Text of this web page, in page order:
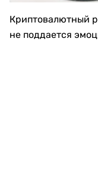
Криптовалютный
не поддается